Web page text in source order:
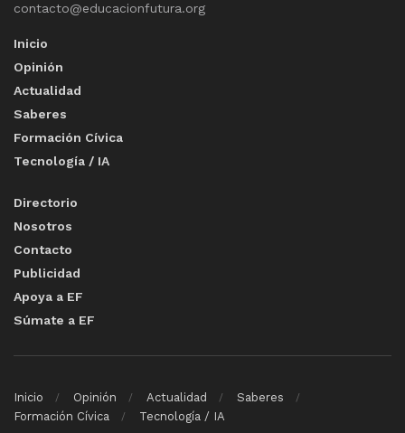
contacto@educacionfutura.org
Inicio
Opinión
Actualidad
Saberes
Formación Cívica
Tecnología / IA
Directorio
Nosotros
Contacto
Publicidad
Apoya a EF
Súmate a EF
Inicio Opinión Actualidad
Saberes
Formación Cívica
Tecnología / IA